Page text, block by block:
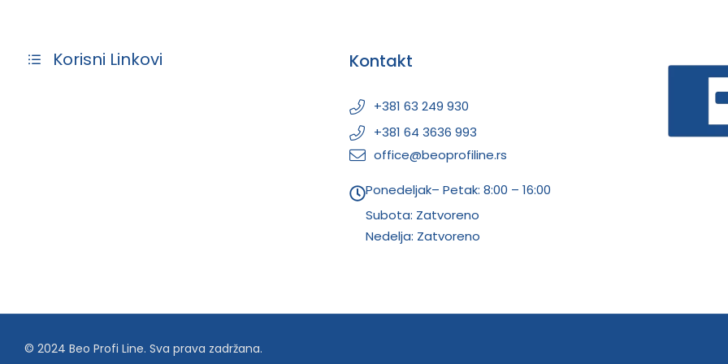
Korisni Linkovi Kontakt
+381 63 249 930
+381 64 3636 993
office@beoprofiline.rs
Ponedeljak– Petak: 8:00 – 16:00
Subota: Zatvoreno
Nedelja: Zatvoreno
© 2024 Beo Profi Line. Sva prava zadržana.